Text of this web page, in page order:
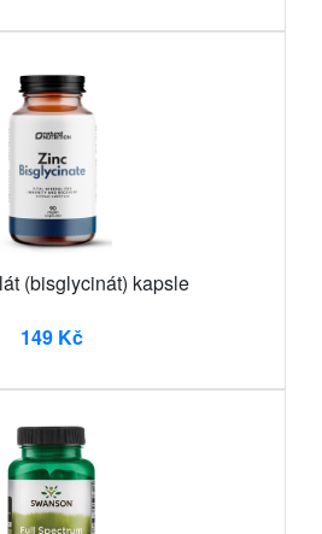
(bisglycinát) kapsle
149 Kč